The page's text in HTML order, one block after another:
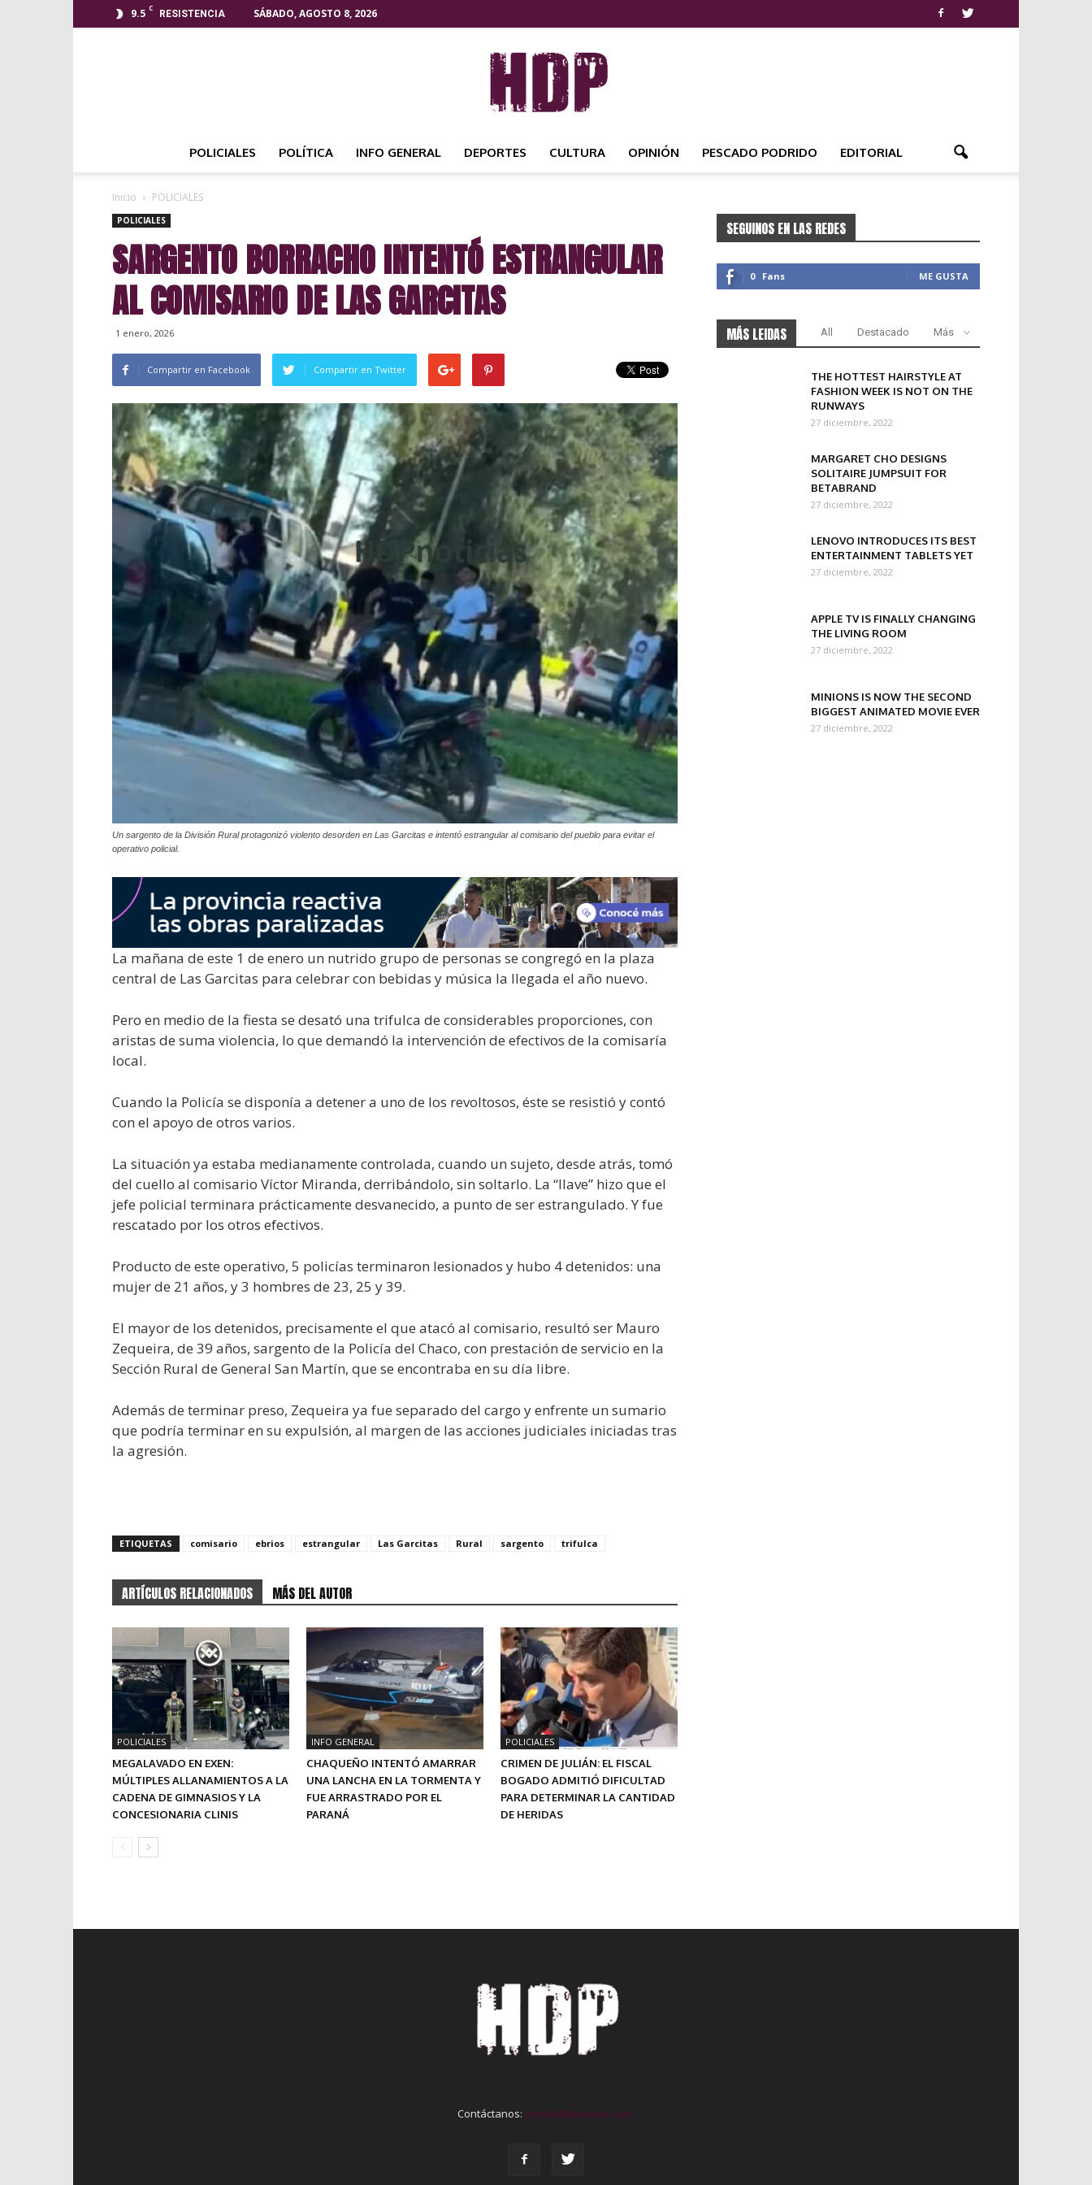
9.5 C
RESISTENCIA SÁBADO, AGOSTO 8, 2026
NOTICIAS
POLICIALES POLÍTICA INFO GENERAL DEPORTES CULTURA OPINIÓN PESCADO PODRIDO EDITORIAL
Inicio POLICIALES
POLICIALES
SARGENTO BORRACHO INTENTÓ ESTRANGULAR
AL COMISARIO DE LAS GARCITAS
1 enero, 2026
Compartir en Facebook Compartir en Twitter
Un sargento de la División Rural protagonizó violento desorden en Las Garcitas e intentó estrangular al comisario del pueblo para evitar el
operativo policial.
La mañana de este 1 de enero un nutrido grupo de personas se congregó en la plaza
central de Las Garcitas para celebrar con bebidas y música la llegada el año nuevo.
Pero en medio de la fiesta se desató una trifulca de considerables proporciones, con
aristas de suma violencia, lo que demandó la intervención de efectivos de la comisaría
local.
Cuando la Policía se disponía a detener a uno de los revoltosos, éste se resistió y contó
con el apoyo de otros varios.
La situación ya estaba medianamente controlada, cuando un sujeto, desde atrás, tomó
del cuello al comisario Víctor Miranda, derribándolo, sin soltarlo. La “llave” hizo que el
jefe policial terminara prácticamente desvanecido, a punto de ser estrangulado. Y fue
rescatado por los otros efectivos.
Producto de este operativo, 5 policías terminaron lesionados y hubo 4 detenidos: una
mujer de 21 años, y 3 hombres de 23, 25 y 39.
El mayor de los detenidos, precisamente el que atacó al comisario, resultó ser Mauro
Zequeira, de 39 años, sargento de la Policía del Chaco, con prestación de servicio en la
Sección Rural de General San Martín, que se encontraba en su día libre.
Además de terminar preso, Zequeira ya fue separado del cargo y enfrente un sumario
que podría terminar en su expulsión, al margen de las acciones judiciales iniciadas tras
la agresión.
ETIQUETAS comisario ebrios estrangular Las Garcitas Rural sargento trifulca
ARTÍCULOS RELACIONADOS MÁS DEL AUTOR
POLICIALES
MEGALAVADO EN EXEN:
MÚLTIPLES ALLANAMIENTOS A LA
CADENA DE GIMNASIOS Y LA
CONCESIONARIA CLINIS
INFO GENERAL
CHAQUEÑO INTENTÓ AMARRAR
UNA LANCHA EN LA TORMENTA Y
FUE ARRASTRADO POR EL
PARANÁ
POLICIALES
CRIMEN DE JULIÁN: EL FISCAL
BOGADO ADMITIÓ DIFICULTAD
PARA DETERMINAR LA CANTIDAD
DE HERIDAS
SEGUINOS EN LAS REDES
0 Fans ME GUSTA
MÁS LEIDAS All Destacado Más
THE HOTTEST HAIRSTYLE AT
FASHION WEEK IS NOT ON THE
RUNWAYS
27 diciembre, 2022
MARGARET CHO DESIGNS
SOLITAIRE JUMPSUIT FOR
BETABRAND
27 diciembre, 2022
LENOVO INTRODUCES ITS BEST
ENTERTAINMENT TABLETS YET
27 diciembre, 2022
APPLE TV IS FINALLY CHANGING
THE LIVING ROOM
27 diciembre, 2022
MINIONS IS NOW THE SECOND
BIGGEST ANIMATED MOVIE EVER
27 diciembre, 2022
Contáctanos: contact@yoursite.com